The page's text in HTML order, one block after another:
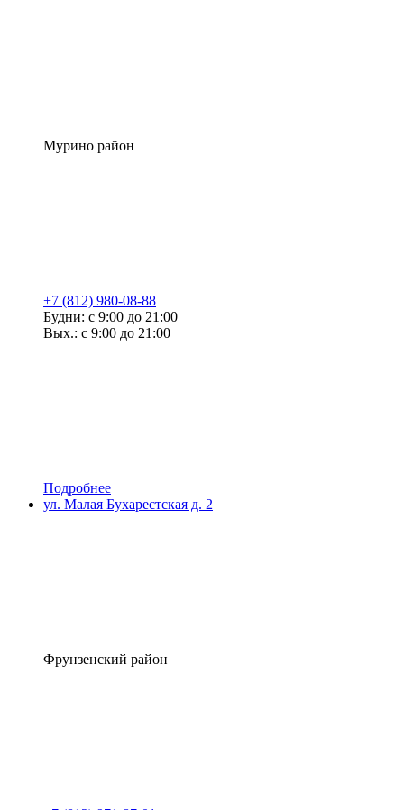
Мурино район
+7 (812) 980-08-88
Будни: с 9:00 до 21:00
Вых.: с 9:00 до 21:00
Подробнее
ул. Малая Бухарестская д. 2
Фрунзенский район